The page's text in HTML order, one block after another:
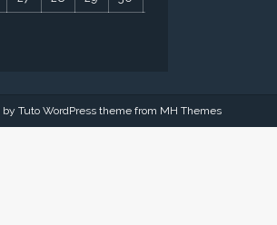
Tuto WordPress theme from MH Themes